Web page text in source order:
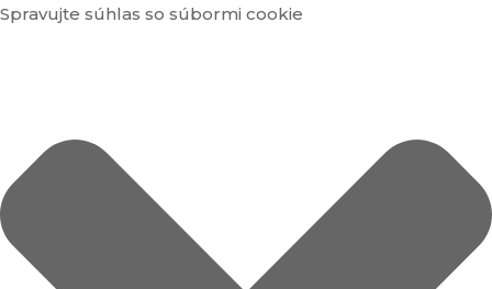
Spravujte súhlas so súbormi cookie